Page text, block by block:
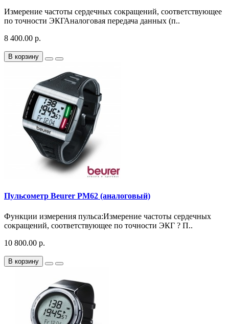
Измерение частоты сердечных сокращений, соответствующее
по точности ЭКГАналоговая передача данных (п..
8 400.00 р.
В корзину
Пульсометр Beurer PM62 (аналоговый)
Функции измерения пульса:Измерение частоты сердечных
сокращений, соответствующее по точности ЭКГ ? П..
10 800.00 р.
В корзину